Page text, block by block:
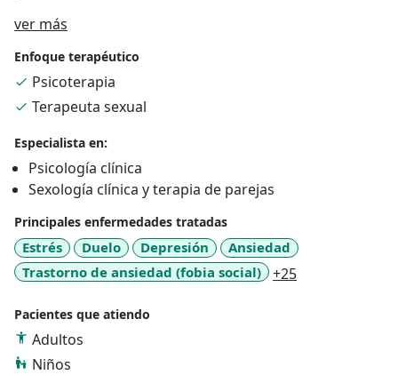
ver más
Enfoque terapéutico
Psicoterapia
Terapeuta sexual
Especialista en:
Psicología clínica
Sexología clínica y terapia de parejas
Principales enfermedades tratadas
Estrés Duelo Depresión
Ansiedad
Trastorno de ansiedad (fobia social)
+25
Pacientes que atiendo
Adultos
Niños